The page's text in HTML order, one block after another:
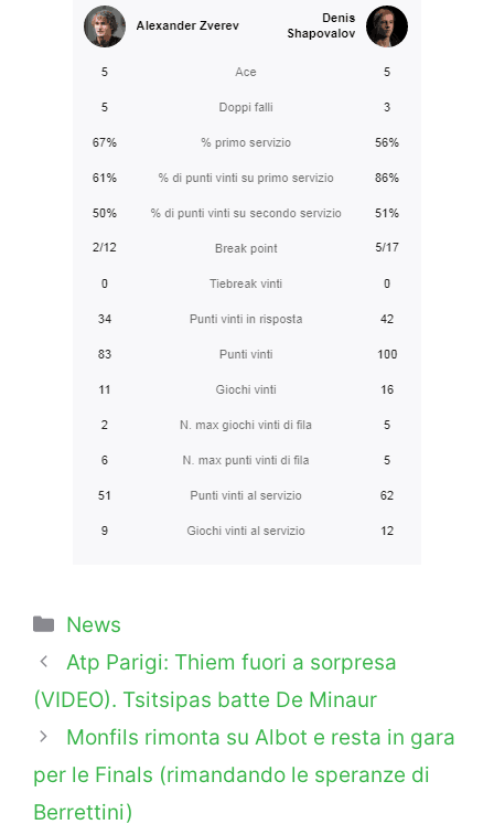
Categorie
News
Atp Parigi: Thiem fuori a sorpresa
(VIDEO). Tsitsipas batte De Minaur
Monfils rimonta su Albot e resta in gara
per le Finals (rimandando le speranze di
Berrettini)